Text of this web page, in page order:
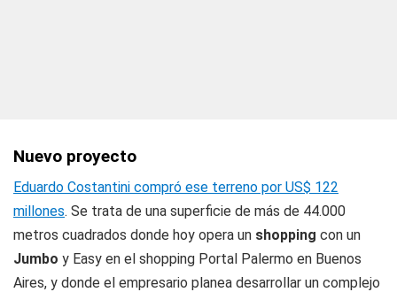
Nuevo proyecto
Eduardo Costantini compró ese terreno por US$ 122
millones. Se trata de una superficie de más de 44.000
metros cuadrados donde hoy opera un shopping con un
Jumbo y Easy en el shopping Portal Palermo en Buenos
Aires, y donde el empresario planea desarrollar un complejo